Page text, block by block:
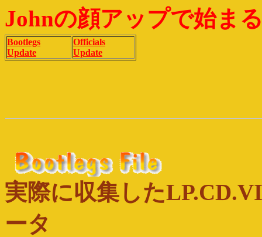
Johnの顔アップで始ま
Bootlegs
Update
Officials
Update
実際に収集した
ータ